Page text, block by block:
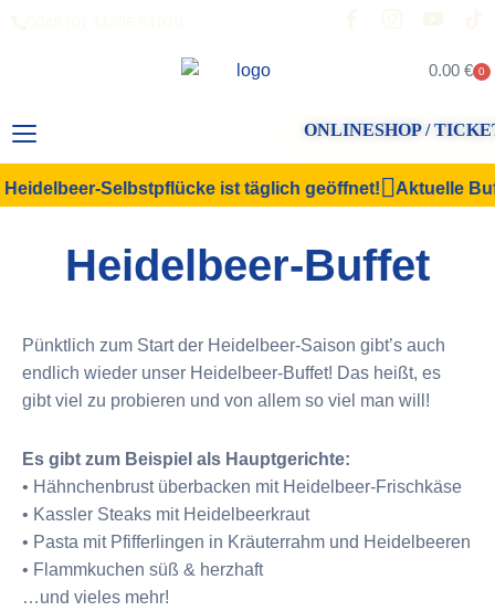
0.00 € 0
ONLINESHOP /
Selbstpflücke ist täglich geöffnet! Aktuelle
Heidelbeer-Buffet
Pünktlich zum Start der Heidelbeer-Saison gibt’s auch
endlich wieder unser Heidelbeer-Buffet! Das heißt, es
gibt viel zu probieren und von allem so viel man will!
Es gibt zum Beispiel als Hauptgerichte:
• Hähnchenbrust überbacken mit Heidelbeer-Frischkäse
• Kassler Steaks mit Heidelbeerkraut
• Pasta mit Pfifferlingen in Kräuterrahm und Heidelbeeren
• Flammkuchen süß & herzhaft
…und vieles mehr!